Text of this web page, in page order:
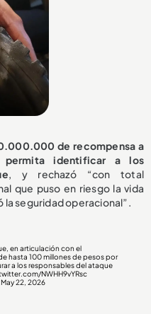
de recompensa a
permita identificar a los
, y rechazó “con total
que puso en riesgo la vida
seguridad operacional”.
en articulación con el
hasta 100 millones de pesos por
a los responsables del ataque
NWHH9vYRsc
May 22, 2026